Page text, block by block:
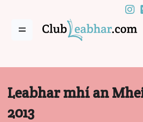
Leabhar mhí an
2013